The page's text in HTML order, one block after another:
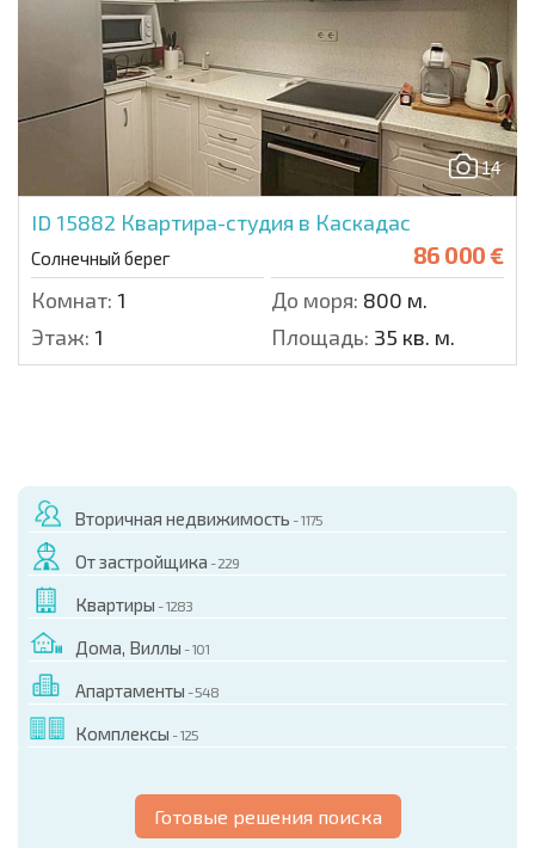
14
ID 15882 Квартира-студия в Каскадас
Солнечный берег 86 000 €
Комнат: 1 До моря: 800 м.
Этаж: 1 Площадь: 35 кв. м.
Вторичная недвижимость - 1175
От застройщика - 229
Квартиры - 1283
Дома, Виллы - 101
Апартаменты - 548
Комплексы - 125
Готовые решения поиска